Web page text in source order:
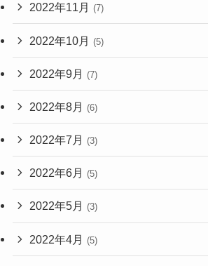
2022年11月 (7)
2022年10月 (5)
2022年9月 (7)
2022年8月 (6)
2022年7月 (3)
2022年6月 (5)
2022年5月 (3)
2022年4月 (5)